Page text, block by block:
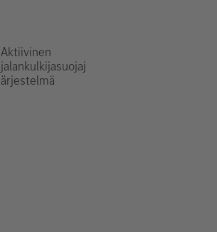
Aktiivinen
jalankulkijasuojaj
ärjestelmä